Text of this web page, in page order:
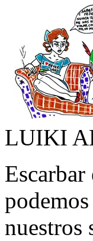
LUIKI
nuestros